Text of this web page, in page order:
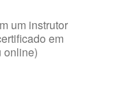
um instrutor
em
online)